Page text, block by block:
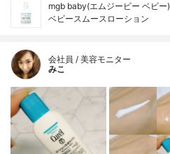
mgb baby(エムジービー ベビー)
ベビースムースローション
会社員 / 美容モニター
みこ